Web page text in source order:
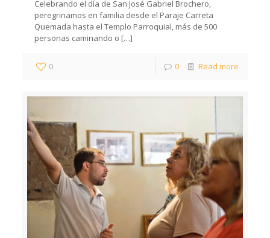
Celebrando el día de San José Gabriel Brochero,
peregrinamos en familia desde el Paraje Carreta
Quemada hasta el Templo Parroquial, más de 500
personas caminando o […]
0 0 Read more